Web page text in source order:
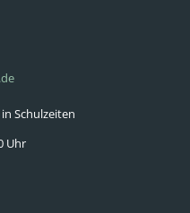
Schulzeiten
Uhr